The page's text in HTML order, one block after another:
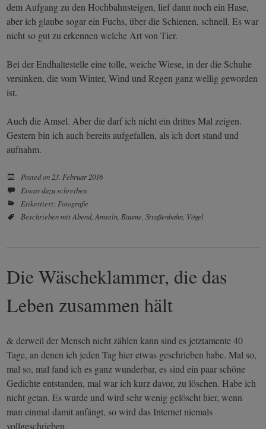
dem Aufgang zu den Hochbahnsteigen, lief dann noch ein Hase,
aber ich glaube sogar ein Fuchs, über die Schienen, schnell. Es war
nicht so gut zu erkennen welche Art von Tier.
Bei der Endhaltestelle eine tolle, weiche Wiese, in der die Schuhe
versinken, die vom Winter, Wind und Regen ganz wellig geworden
ist.
Auch die Amsel. Aber die darf ich nicht ein drittes Mal zeigen.
Gestern bin ich auch bereits aufgefallen, als ich dort stand und
aufnahm.
Posted on23. Februar 2016
Etwas dazu schreiben
Etikettiert: Fotografie
Beschrieben mitAbend,Amseln Bäume ,Straßenbahn Vögel
Die Wäscheklammer, die das
Leben zusammen hält
& derweil der Mensch nicht zählen kann sind es jetztamente 40
Tage, an denen ich jeden Tag hier etwas geschrieben habe. Mal so,
mal so, mal fand ich es ganz wunderbar, es sind ein paar schöne
Gedichte entstanden, mal war ich kurz davor, zu löschen. Habe ich
nicht getan. Es wurde und wird sehr wenig gelöscht hier, wenn
man einmal damit anfängt, so wird das Internet niemals
vollgeschrieben.